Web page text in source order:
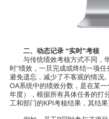
二、动态记录 “实时”考核
与传统绩效考核方式不同，
时”绩效，一旦完成或终结一项
避免遗忘，减少了不客观的情况
OA系统中的绩效分数，是在某
年度），根据所有具体任务的打
工和部门的KPI考核结果，其结果